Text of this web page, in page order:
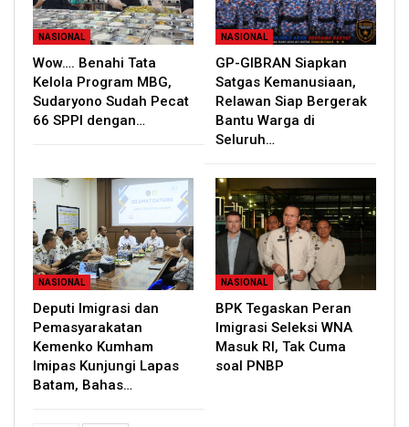
NASIONAL
Wow…. Benahi Tata
Kelola Program MBG,
Sudaryono Sudah Pecat
66 SPPI dengan…
NASIONAL
GP-GIBRAN Siapkan
Satgas Kemanusiaan,
Relawan Siap Bergerak
Bantu Warga di
Seluruh…
NASIONAL
Deputi Imigrasi dan
Pemasyarakatan
Kemenko Kumham
Imipas Kunjungi Lapas
Batam, Bahas…
NASIONAL
BPK Tegaskan Peran
Imigrasi Seleksi WNA
Masuk RI, Tak Cuma
soal PNBP